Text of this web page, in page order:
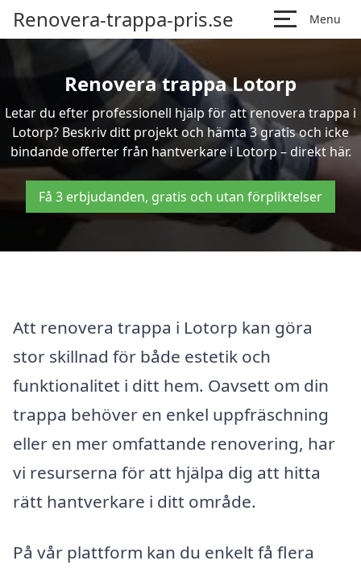
Renovera-trappa-pris.se Menu
Renovera trappa Lotorp
Letar du efter professionell hjälp för att renovera trappa i
Lotorp? Beskriv ditt projekt och hämta 3 gratis och icke
bindande offerter från hantverkare i Lotorp – direkt här.
Få 3 erbjudanden, gratis och utan förpliktelser
Att renovera trappa i Lotorp kan göra
stor skillnad för både estetik och
funktionalitet i ditt hem. Oavsett om din
trappa behöver en enkel uppfräschning
eller en mer omfattande renovering, har
vi resurserna för att hjälpa dig att hitta
rätt hantverkare i ditt område.
På vår plattform kan du enkelt få flera